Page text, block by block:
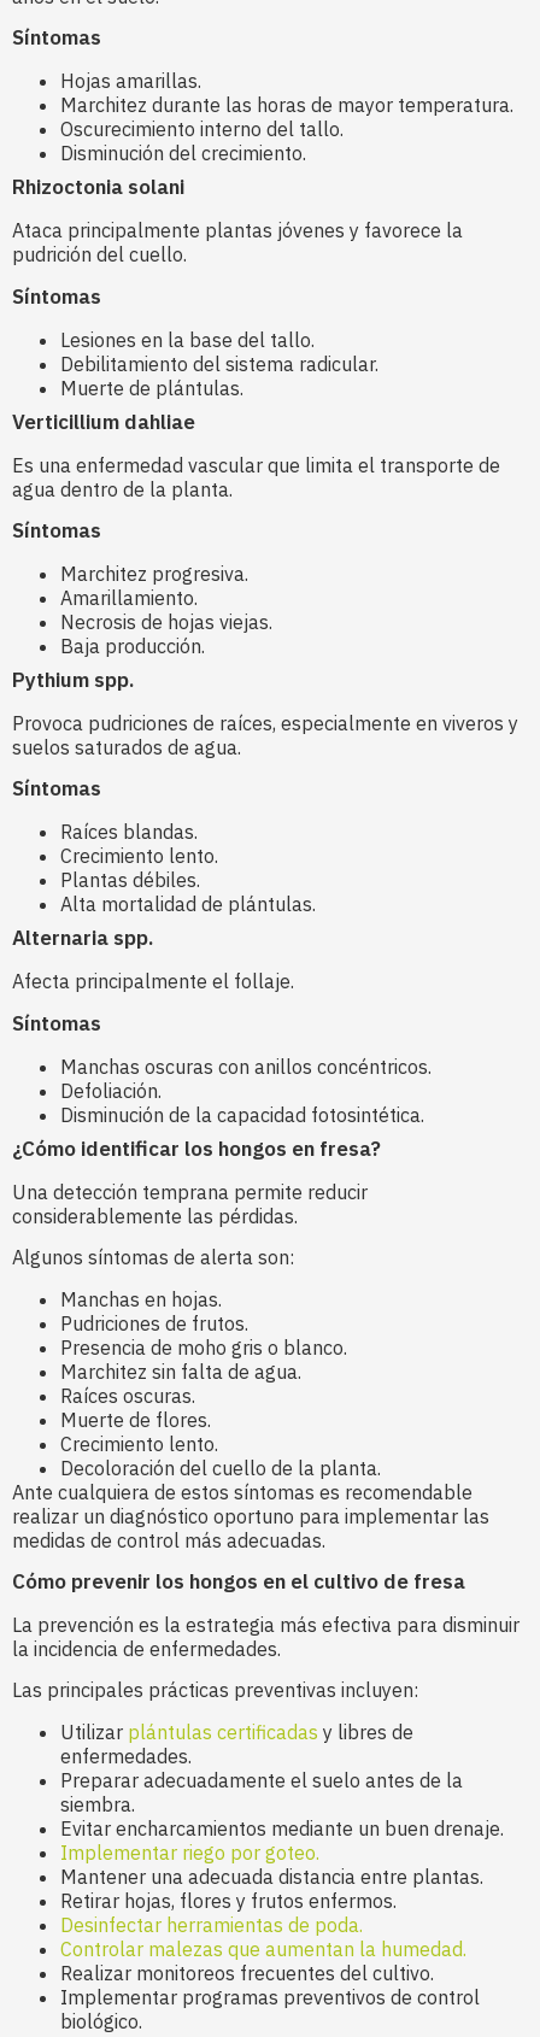
Síntomas
Hojas amarillas.
Marchitez durante las horas de mayor temperatura.
Oscurecimiento interno del tallo.
Disminución del crecimiento.
Rhizoctonia solani
Ataca principalmente plantas jóvenes y favorece la
pudrición del cuello.
Síntomas
Lesiones en la base del tallo.
Debilitamiento del sistema radicular.
Muerte de plántulas.
Verticillium dahliae
Es una enfermedad vascular que limita el transporte de
agua dentro de la planta.
Síntomas
Marchitez progresiva.
Amarillamiento.
Necrosis de hojas viejas.
Baja producción.
Pythium spp.
Provoca pudriciones de raíces, especialmente en viveros y
suelos saturados de agua.
Síntomas
Raíces blandas.
Crecimiento lento.
Plantas débiles.
Alta mortalidad de plántulas.
Alternaria spp.
Afecta principalmente el follaje.
Síntomas
Manchas oscuras con anillos concéntricos.
Defoliación.
Disminución de la capacidad fotosintética.
¿Cómo identificar los hongos en fresa?
Una detección temprana permite reducir
considerablemente las pérdidas.
Algunos síntomas de alerta son:
Manchas en hojas.
Pudriciones de frutos.
Presencia de moho gris o blanco.
Marchitez sin falta de agua.
Raíces oscuras.
Muerte de flores.
Crecimiento lento.
Decoloración del cuello de la planta.
Ante cualquiera de estos síntomas es recomendable
realizar un diagnóstico oportuno para implementar las
medidas de control más adecuadas.
Cómo prevenir los hongos en el cultivo de fresa
La prevención es la estrategia más efectiva para disminuir
la incidencia de enfermedades.
Las principales prácticas preventivas incluyen:
Utilizar plántulas certificadas y libres de
enfermedades.
Preparar adecuadamente el suelo antes de la
siembra.
Evitar encharcamientos mediante un buen drenaje.
Implementar riego por goteo.
Mantener una adecuada distancia entre plantas.
Retirar hojas, flores y frutos enfermos.
Desinfectar herramientas de poda.
Controlar malezas que aumentan la humedad.
Realizar monitoreos frecuentes del cultivo.
Implementar programas preventivos de control
biológico.